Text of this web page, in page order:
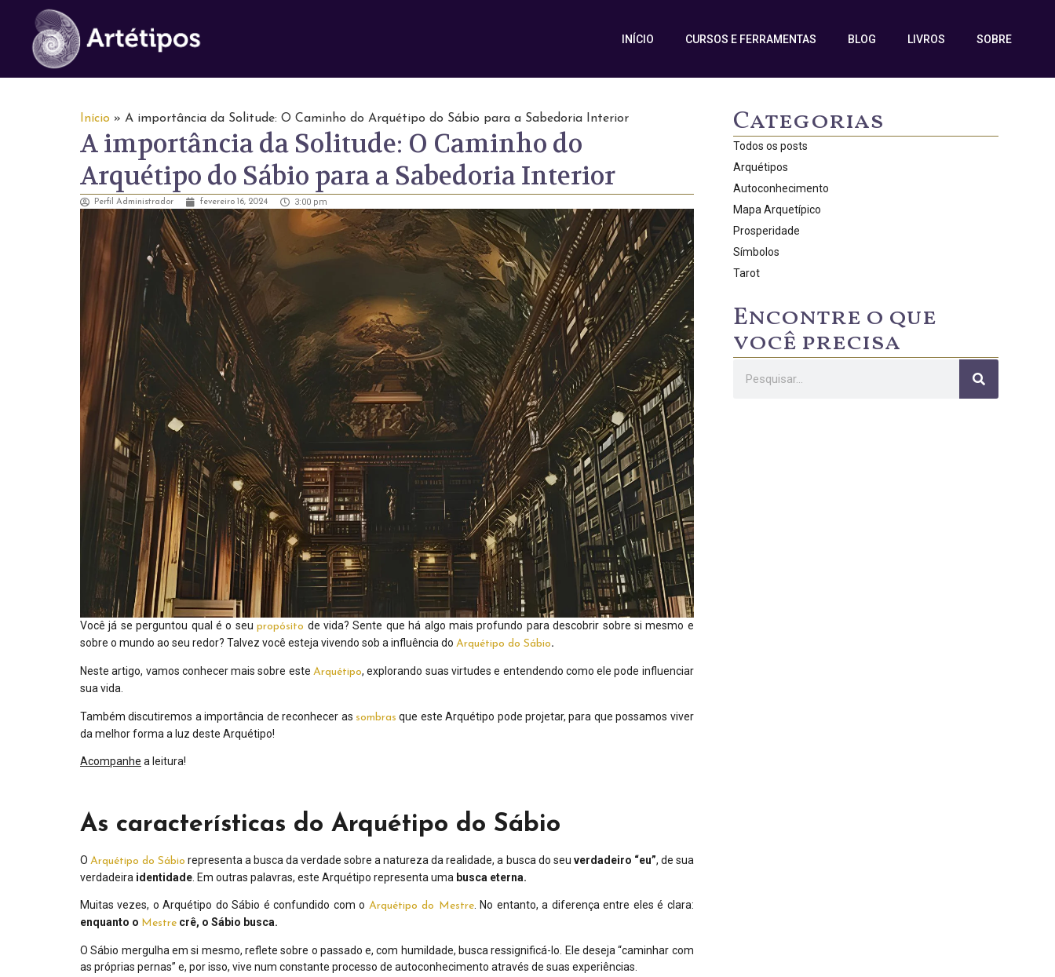
INÍCIO CURSOS E FERRAMENTAS BLOG LIVROS SOBRE
Início » A importância da Solitude: O Caminho do Arquétipo do Sábio para a Sabedoria Interior
A importância da Solitude: O Caminho do
Arquétipo do Sábio para a Sabedoria Interior
Perfil Administrador fevereiro 16, 2024 3:00 pm
Você já se perguntou qual é o seupropósito de vida? Sente que há algo mais profundo para descobrir sobre si mesmo e
sobre o mundo ao seu redor? Talvez você esteja vivendo sob a influência do Arquétipo do Sábio.
Neste artigo, vamos conhecer mais sobre esteArquétipo, explorando suas virtudes e entendendo como ele pode influenciar
sua vida.
Também discutiremos a importância de reconhecer as sombras que este Arquétipo pode projetar, para que possamos viver
da melhor forma a luz deste Arquétipo!
Acompanhe a leitura!
As características do Arquétipo do Sábio
O Arquétipo do Sábio representa a busca da verdade sobre a natureza da realidade, a busca do seu verdadeiro “eu”, de sua
verdadeira identidade . Em outras palavras, este Arquétipo representa uma busca eterna.
Muitas vezes, o Arquétipo do Sábio é confundido com o Arquétipo do Mestre. No entanto, a diferença entre eles é clara:
enquanto o Mestre crê, o Sábio busca.
O Sábio mergulha em si mesmo, reflete sobre o passado e, com humildade, busca ressignificá-lo. Ele deseja “caminhar com
as próprias pernas” e, por isso, vive num constante processo de autoconhecimento através de suas experiências.
Categorias
Todos os posts
Arquétipos
Autoconhecimento
Mapa Arquetípico
Prosperidade
Símbolos
Tarot
Encontre o que
você precisa